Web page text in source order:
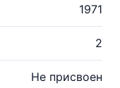
1971
2
Не присвоен